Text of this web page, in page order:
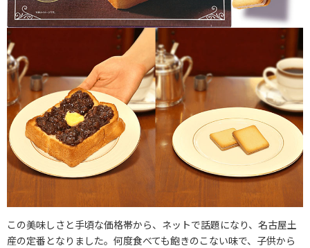
この美味しさと手頃な価格帯から、ネットで話題になり、名古屋土
産の定番となりました。何度食べても飽きのこない味で、子供から